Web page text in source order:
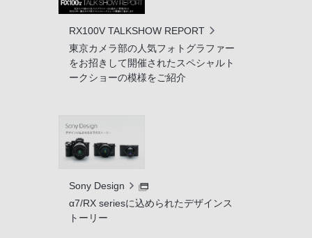
RX100V TALKSHOW REPORT
東京カメラ部の人気フォトグラファー
をお招きして開催されたスペシャルト
ークショーの模様をご紹介
Sony Design
α7/RX seriesに込められたデザインス
トーリー